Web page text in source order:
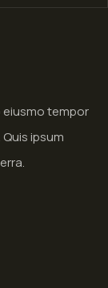
tempor
ipsum